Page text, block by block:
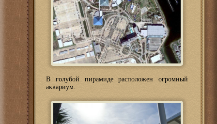
В голубой пирамиде расположен огромный
аквариум.